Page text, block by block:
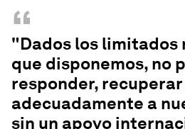
“
"Dados los limitados
que disponemos, no
responder,
adecuadamente a
sin un apoyo